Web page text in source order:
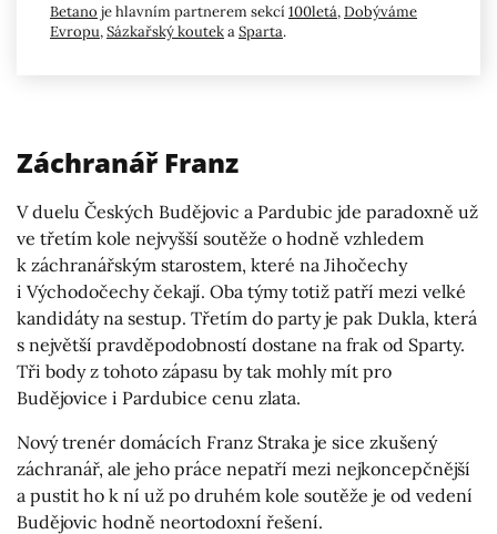
Betano je hlavním partnerem sekcí100letá,Dobýváme
Evropu,Sázkařský koutekaSparta.
Záchranář Franz
V duelu Českých Budějovic a Pardubic jde paradoxně už
ve třetím kole nejvyšší soutěže o hodně vzhledem
k záchranářským starostem, které na Jihočechy
i Východočechy čekají. Oba týmy totiž patří mezi velké
kandidáty na sestup. Třetím do party je pak Dukla, která
s největší pravděpodobností dostane na frak od Sparty.
Tři body z tohoto zápasu by tak mohly mít pro
Budějovice i Pardubice cenu zlata.
Nový trenér domácích Franz Straka je sice zkušený
záchranář, ale jeho práce nepatří mezi nejkoncepčnější
a pustit ho k ní už po druhém kole soutěže je od vedení
Budějovic hodně neortodoxní řešení.